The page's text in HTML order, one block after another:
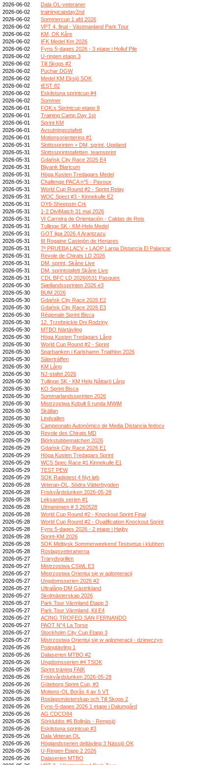
2026-06-02
Dala OL-veteraner
2026-06-02
trainingcapday2nd
2026-06-02
Sommercup 1 afd 2026
2026-06-02
VPT 4, final - Västmanland Park Tour
2026-06-02
KM, OK Kåre
2026-06-02
IFK Medel Km 2026
2026-06-02
Fyns 5-dages 2026 - 3 etape i Holluf Pile
2026-06-02
U-ringen etapp 3
2026-06-02
Till Skogs #2
2026-06-02
Puchar DGW
2026-06-02
Medel KM Eksjö SOK
2026-06-02
tEST 82
2026-06-02
Eskilstuna sprintcup #4
2026-06-02
Sommer
2026-06-01
FOK:s Sprintcup etapp 8
2026-06-01
Training Camp Day 1st
2026-06-01
Sprint KM
2026-06-01
Avsutningsstafett
2026-06-01
Motionsorientering #1
2026-05-31
Slottssprinten + DM, sprint, Uppland
2026-05-31
Slottssprintstafetten, teamsprint
2026-05-31
Gdańsk City Race 2026 E4
2026-05-31
Bijvank Blaricum
2026-05-31
Höga Kusten Tredagars Medel
2026-05-31
Challenge PACA n°5 - Pavoux
2026-05-31
World Cup Round #2 - Sprint Relay
2026-05-31
WOC Spect #3 - Kinnekulle E2
2026-05-31
OY6-Sheepstn Crk
2026-05-31
1-2 DiviMatch 31 maj 2026
2026-05-31
VI Carreira de Orientación - Caldas de Reis
2026-05-31
Tullinge SK - KM-Helg Medel
2026-05-31
GOT liga 2026.4 Arantzazu
2026-05-31
III Rogaine Castejón de Henares
2026-05-31
7ª PRUEBA LACV + LAOP Larga Distancia El Palancar
2026-05-31
Revole de Chirats LD 2026
2026-05-31
DM, sprint, Skåne Live
2026-05-31
DM, sprintstafett Skåne Live
2026-05-31
CDL BFC LD 20260531 Pasques
2026-05-30
Sjællandssprinten 2026 e3
2026-05-30
BUM 2026
2026-05-30
Gdańsk City Race 2026 E2
2026-05-30
Gdańsk City Race 2026 E3
2026-05-30
Régionale Sprint Bisca
2026-05-30
12. Trzebnickie Dni Rodziny
2026-05-30
MTBO Närtävling
2026-05-30
Höga Kusten Tredagars Lång
2026-05-30
World Cup Round #2 - Sprint
2026-05-30
Sparbanken i Karlshamn Triathlon 2026
2026-05-30
Säterträffen
2026-05-30
KM Lång
2026-05-30
NJ-stafet 2026
2026-05-30
Tullinge SK - KM Helg Nåttarö Lång
2026-05-30
KO Sprint Bisca
2026-05-30
Sommarlandssprinten 2026
2026-05-30
Mistrzostwa Kobułt 6 runda MWiM
2026-05-30
Skällan
2026-05-30
Lindvallen
2026-05-30
Campeonato Autonómico de Media Distancia fedocv
2026-05-30
Revole des Chirats MD
2026-05-29
Björkstubbematchen 2026
2026-05-29
Gdańsk City Race 2026 E1
2026-05-29
Höga Kusten Tredagars Sprint
2026-05-29
WCS Spec Race #1 Kinnekulle E1
2026-05-29
TEST PEW
2026-05-29
SOK Radiotest 4 Nyt løb
2026-05-28
Veteran-OL, Södra Vätterbygden
2026-05-28
Friskvårdslunken 2026-05-28
2026-05-28
Leksands serien #1
2026-05-28
Utmaningen # 3 260528
2026-05-28
World Cup Round #2 - Knockout Sprint Final
2026-05-28
World Cup Round #2 - Qualification Knockout Sprint
2026-05-28
Fyns 5-dages 2026 - 2 etape i Højby
2026-05-28
Sprint-KM 2026
2026-05-28
SOK Midtjysk Sommerweekend Testsetup i klubben
2026-05-28
Roslagsveteranerna
2026-05-27
Trarydsgrillen
2026-05-27
Mistrzostwa CSWL E3
2026-05-27
Mistrzostwa Orientuj się w aglomeracji
2026-05-27
Ungdomsserien 2026 #2
2026-05-27
Ultralång-DM Gästrikland
2026-05-27
Skolmästerskap 2026
2026-05-27
Park Tour Värmland Etapp 3
2026-05-27
Park Tour Värmland, Kil E4
2026-05-27
ACING TROFEO SAN FERNANDO
2026-05-27
PAOT N°4 La Torse
2026-05-27
Stockholm City Cup Etapp 3
2026-05-27
Mistrzostwa Orientuj się w aglomeracji - dziewczyn
2026-05-26
Poängtävling 1
2026-05-26
Dalaserien MTBO #2
2026-05-26
Ungdomsserien #4 TSOK
2026-05-26
Sprint träning FAIK
2026-05-26
Friskvårdslunken 2026-05-28
2026-05-26
Göteborg Sprint Cup, #3
2026-05-26
Motions-OL Borås 4 av 5 VT
2026-05-26
Roslagsmästerskap och Till Skogs 2
2026-05-26
Fyns-5-dages 2026 1 etape i Dalumgård
2026-05-26
AG CDCO84
2026-05-26
Sörklubbs #6 Bollnäs - Rengsjö
2026-05-26
Eskilstuna sprintcup #3
2026-05-26
Dala Veteran OL
2026-05-26
Höglandsserien deltävling 3 Nässjö OK
2026-05-26
U-Ringen Etapp 2 2026
2026-05-26
Dalaserien MTBO